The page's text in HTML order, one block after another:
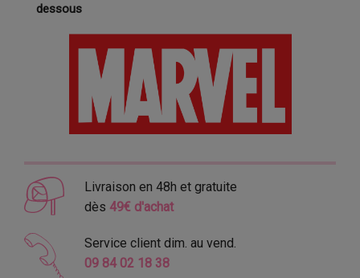
dessous
Livraison en 48h et gratuite
dès 49€ d'achat
Service client dim. au vend.
09 84 02 18 38